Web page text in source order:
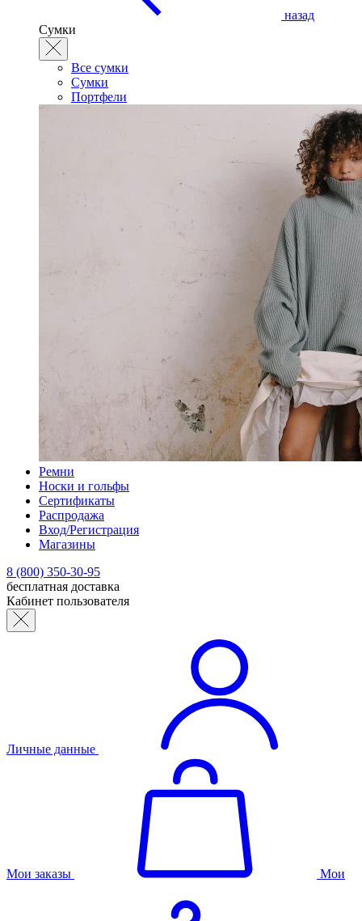
назад
Сумки
Все сумки
Сумки
Портфели
Ремни
Носки и гольфы
Сертификаты
Распродажа
Вход/Регистрация
Магазины
8 (800) 350-30-95
бесплатная доставка
Кабинет пользователя
Личные данные
Мои заказы Мои